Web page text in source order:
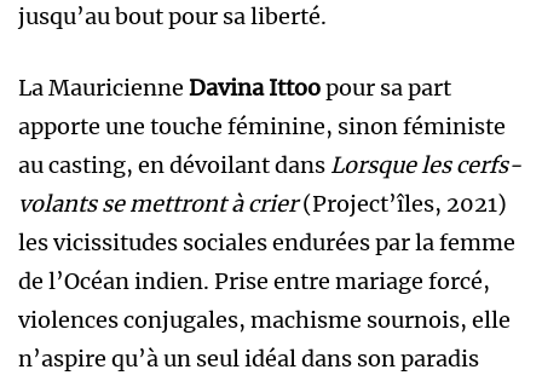
jusqu’au bout pour sa liberté.
La Mauricienne Davina Ittoopour sa part
apporte une touche féminine, sinon féministe
au casting, en dévoilant dans Lorsque les cerfs-
volants se mettront à crier(Project’îles, 2021)
les vicissitudes sociales endurées par la femme
de l’Océan indien. Prise entre mariage forcé,
violences conjugales, machisme sournois, elle
n’aspire qu’à un seul idéal dans son paradis